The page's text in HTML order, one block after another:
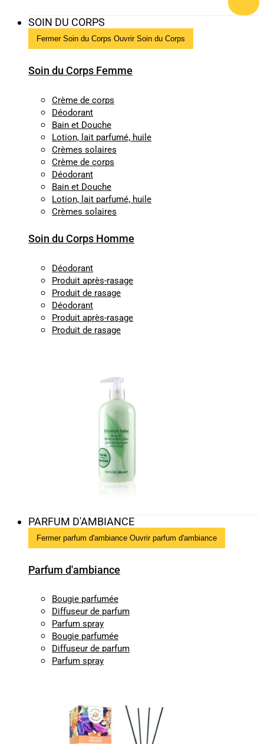
SOIN DU CORPS
Fermer Soin du Corps Ouvrir Soin du Corps
Soin du Corps Femme
Crème de corps
Déodorant
Bain et Douche
Lotion, lait parfumé, huile
Crèmes solaires
Crème de corps
Déodorant
Bain et Douche
Lotion, lait parfumé, huile
Crèmes solaires
Soin du Corps Homme
Déodorant
Produit après-rasage
Produit de rasage
Déodorant
Produit après-rasage
Produit de rasage
PARFUM D'AMBIANCE
Fermer parfum d'ambiance Ouvrir parfum d'ambiance
Parfum d'ambiance
Bougie parfumée
Diffuseur de parfum
Parfum spray
Bougie parfumée
Diffuseur de parfum
Parfum spray